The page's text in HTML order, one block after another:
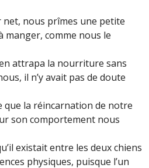
nous prîmes une petite
comme nous le
attrapa la nourriture sans
il n’y avait pas de doute
que la réincarnation de notre
son comportement nous
existait entre les deux chiens
physiques, puisque l’un